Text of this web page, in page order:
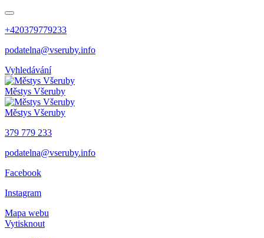
+420379779233
podatelna@vseruby.info
Vyhledávání
Městys Všeruby
Městys Všeruby
379 779 233
podatelna@vseruby.info
Facebook
Instagram
Mapa webu
Vytisknout